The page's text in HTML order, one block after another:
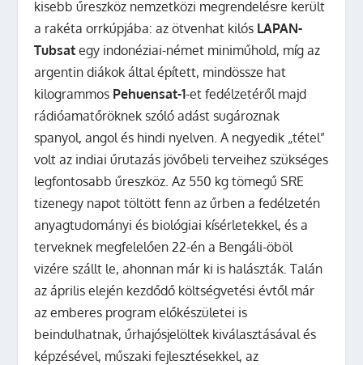
kisebb űreszköz nemzetközi megrendelésre került
a rakéta orrkúpjába: az ötvenhat kilós LAPAN-
Tubsat egy indonéziai-német miniműhold, míg az
argentin diákok által épített, mindössze hat
kilogrammos Pehuensat-1-et fedélzetéről majd
rádióamatőröknek szóló adást sugároznak
spanyol, angol és hindi nyelven. A negyedik „tétel”
volt az indiai űrutazás jövőbeli terveihez szükséges
legfontosabb űreszköz. Az 550 kg tömegű SRE
tizenegy napot töltött fenn az űrben a fedélzetén
anyagtudományi és biológiai kísérletekkel, és a
terveknek megfelelően 22-én a Bengáli-öböl
vizére szállt le, ahonnan már ki is halászták. Talán
az április elején kezdődő költségvetési évtől már
az emberes program előkészületei is
beindulhatnak, űrhajósjelöltek kiválasztásával és
képzésével, műszaki fejlesztésekkel, az